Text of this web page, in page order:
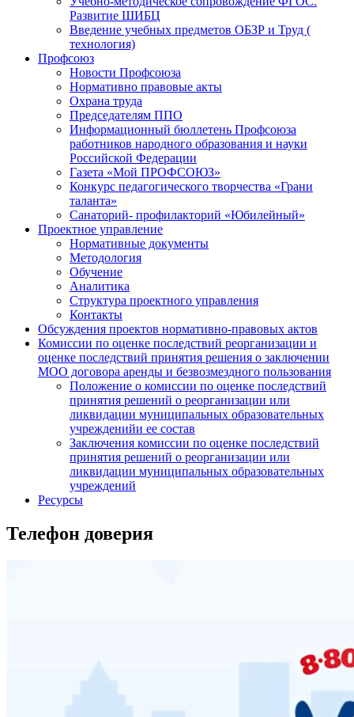
Развитие ШИБЦ
Введение учебных предметов ОБЗР и Труд (
технология)
Профсоюз
Новости Профсоюза
Нормативно правовые акты
Охрана труда
Председателям ППО
Информационный бюллетень Профсоюза
работников народного образования и науки
Российской Федерации
Газета «Мой ПРОФСОЮЗ»
Конкурс педагогического творчества «Грани
таланта»
Санаторий- профилакторий «Юбилейный»
Проектное управление
Нормативные документы
Методология
Обучение
Аналитика
Структура проектного управления
Контакты
Обсуждения проектов нормативно-правовых актов
Комиссии по оценке последствий реорганизации и
оценке последствий принятия решения о заключении
МОО договора аренды и безвозмездного пользования
Положение о комиссии по оценке последствий
принятия решений о реорганизации или
ликвидации муниципальных образовательных
учрежденийи ее состав
Заключения комиссии по оценке последствий
принятия решений о реорганизации или
ликвидации муниципальных образовательных
учреждений
Ресурсы
Телефон доверия